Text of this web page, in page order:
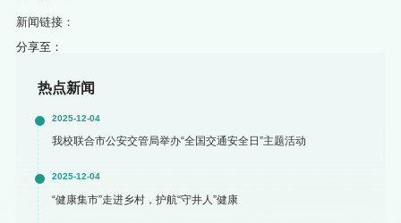
新闻链接：
分享至：
热点新闻
2025-12-04
我校联合市公安交管局举办“全国交通安全日”主题活动
2025-12-04
“健康集市”走进乡村，护航“守井人”健康